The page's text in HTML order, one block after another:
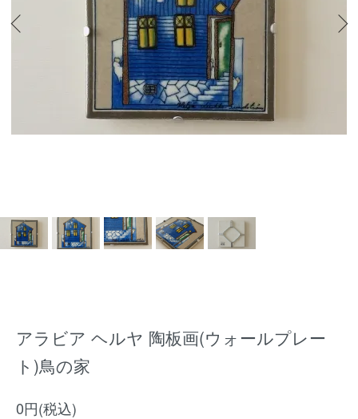
アラビア ヘルヤ 陶板画(ウォールプレー
ト)鳥の家
0円(税込)